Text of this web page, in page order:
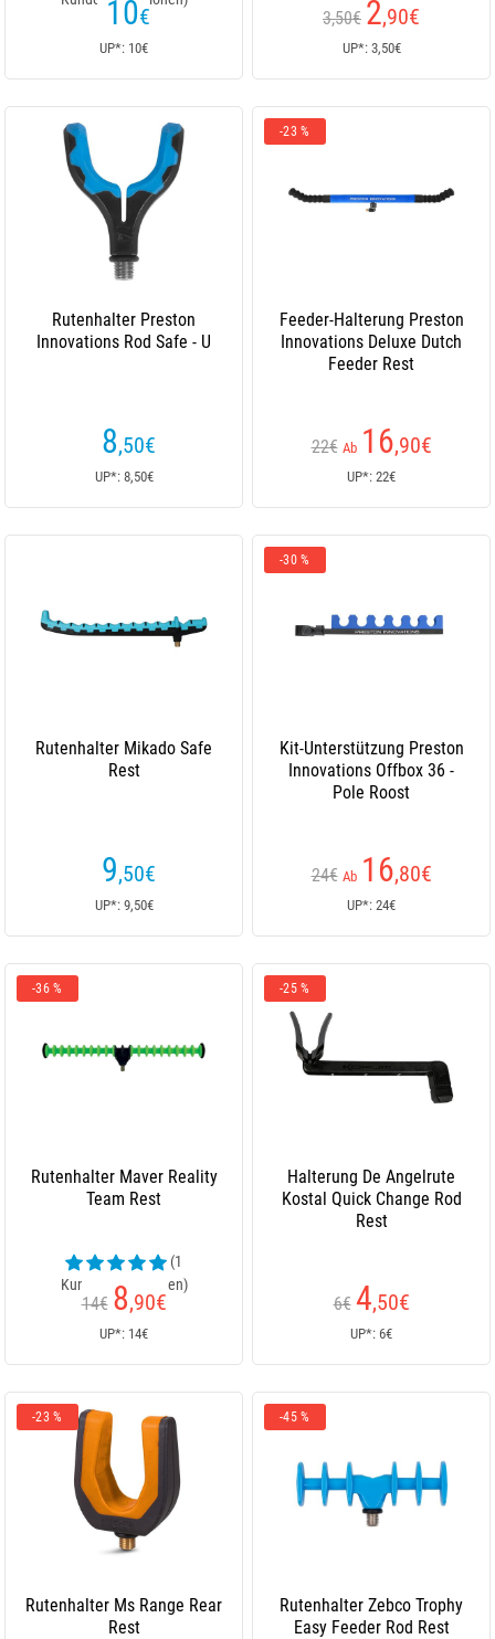
10€
UP*: 10€
3,50€ 2,90€
UP*: 3,50€
Rutenhalter Preston
Innovations Rod Safe - U
8,50€
UP*: 8,50€
-23 %
Feeder-Halterung Preston
Innovations Deluxe Dutch
Feeder Rest
22€ Ab 16,90€
UP*: 22€
Rutenhalter Mikado Safe
Rest
9,50€
UP*: 9,50€
-30 %
Kit-Unterstützung Preston
Innovations Offbox 36 -
Pole Roost
24€ Ab 16,80€
UP*: 24€
-36 %
Rutenhalter Maver Reality
Team Rest
(1
Kundenrezensionen)
14€ 8,90€
UP*: 14€
-25 %
Halterung De Angelrute
Kostal Quick Change Rod
Rest
6€ 4,50€
UP*: 6€
-23 %
Rutenhalter Ms Range Rear
Rest
-45 %
Rutenhalter Zebco Trophy
Easy Feeder Rod Rest